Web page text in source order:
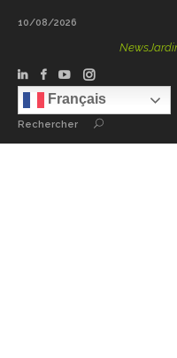
10/08/2026
Français
Rechercher